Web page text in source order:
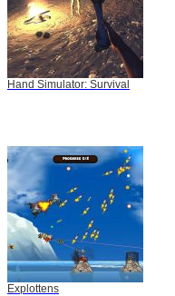
Hand Simulator: Survival
Explottens